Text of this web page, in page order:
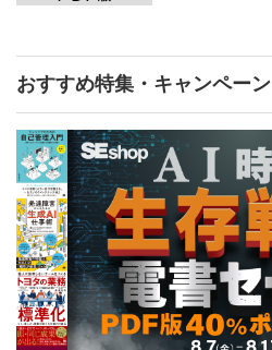
おすすめ特集・キャンペーン